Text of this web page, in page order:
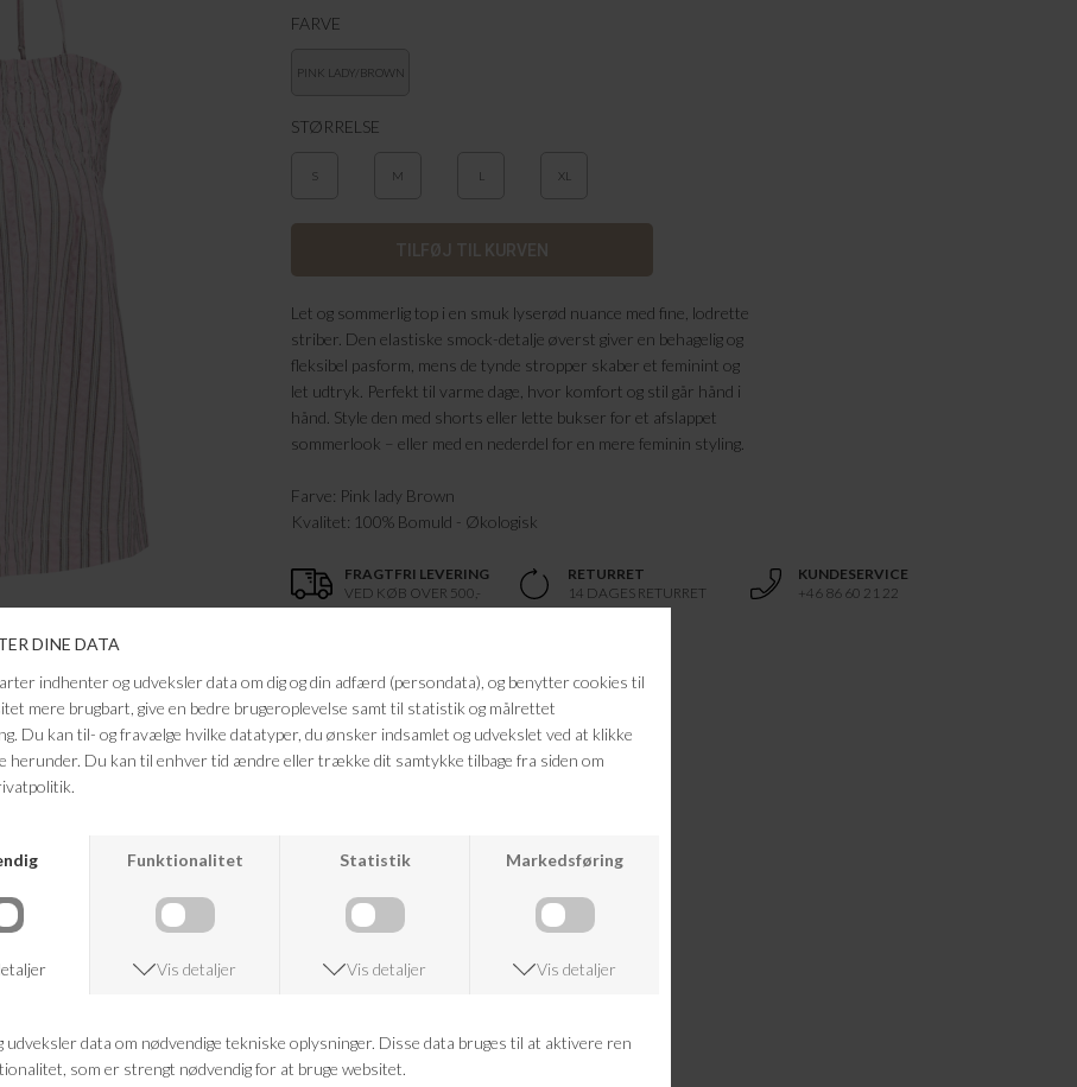
FARVE
PINK LADY/BROWN
STØRRELSE
S M L XL
Let og sommerlig top i en smuk lyserød nuance med fine, lodrette
striber. Den elastiske smock-detalje øverst giver en behagelig og
fleksibel pasform, mens de tynde stropper skaber et feminint og
let udtryk. Perfekt til varme dage, hvor komfort og stil går hånd i
hånd. Style den med shorts eller lette bukser for et afslappet
sommerlook – eller med en nederdel for en mere feminin styling.
Farve: Pink lady Brown
Kvalitet: 100% Bomuld - Økologisk
FRAGTFRI LEVERING
VED KØB OVER 500,-
RETURRET
14 DAGES RETURRET
KUNDESERVICE
+46 86 60 21 22